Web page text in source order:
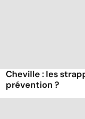
Cheville : les
prévention ?